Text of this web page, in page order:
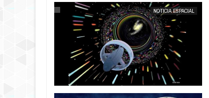
NOTICIA ESPACIAL